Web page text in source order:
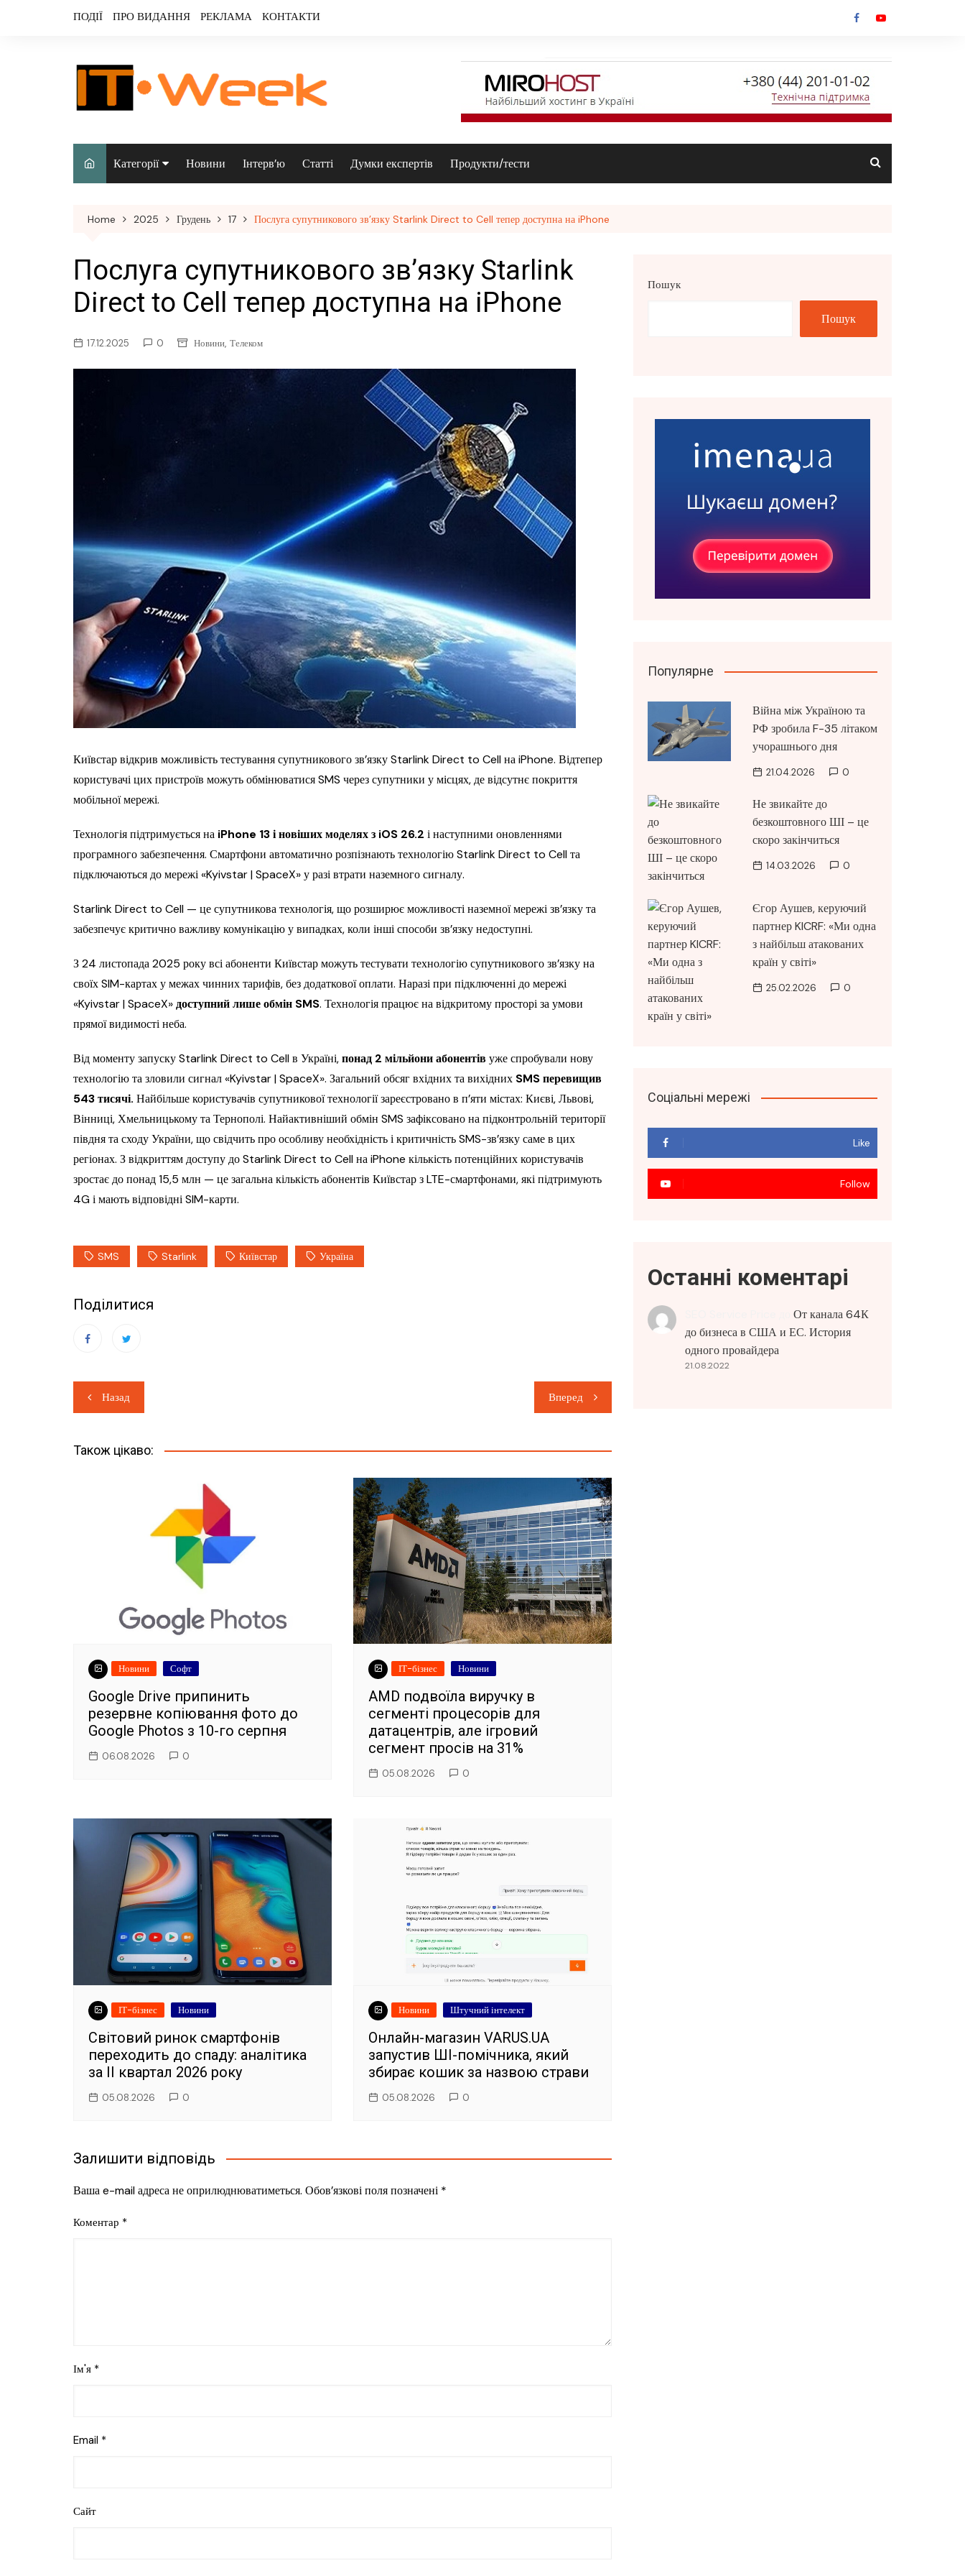
ПОДІЇ ПРО ВИДАННЯ РЕКЛАМА КОНТАКТИ
Категорії
Аудіо & відео
Інфраструктура/
датацентри
Телеком
Технології
Фінтех
Новини Інтерв’ю Статті Думки експертів Продукти/тести
Home 2025 Грудень 17 Послуга супутникового зв’язку Starlink Direct to Cell тепер доступна на iPhone
Послуга супутникового зв’язку Starlink
Direct to Cell тепер доступна на iPhone
17.12.2025 0 Новини, Телеком
Київстар відкрив можливість тестування супутникового зв’язку Starlink Direct to Cell на iPhone. Відтепер
користувачі цих пристроїв можуть обмінюватися SMS через супутники у місцях, де відсутнє покриття
мобільної мережі.
Технологія підтримується на iPhone 13 і новіших моделях з iOS 26.2 і наступними оновленнями
програмного забезпечення. Смартфони автоматично розпізнають технологію Starlink Direct to Cell та
підключаються до мережі «Kyivstar | SpaceX» у разі втрати наземного сигналу.
Starlink Direct to Cell — це супутникова технологія, що розширює можливості наземної мережі зв’язку та
забезпечує критично важливу комунікацію у випадках, коли інші способи зв’язку недоступні.
З 24 листопада 2025 року всі абоненти Київстар можуть тестувати технологію супутникового зв’язку на
своїх SIM-картах у межах чинних тарифів, без додаткової оплати. Наразі при підключенні до мережі
«Kyivstar | SpaceX»доступний лише обмін SMS. Технологія працює на відкритому просторі за умови
прямої видимості неба.
Від моменту запуску Starlink Direct to Cell в Україні,понад 2 мільйони абонентівуже спробували нову
технологію та зловили сигнал «Kyivstar | SpaceX». Загальний обсяг вхідних та вихідних SMS перевищив
543 тисячі. Найбільше користувачів супутникової технології зареєстровано в п’яти містах: Києві, Львові,
Вінниці, Хмельницькому та Тернополі. Найактивніший обмін SMS зафіксовано на підконтрольній території
півдня та сходу України, що свідчить про особливу необхідність і критичність SMS-зв’язку саме в цих
регіонах. З відкриттям доступу до Starlink Direct to Cell на iPhone кількість потенційних користувачів
зростає до понад 15,5 млн — це загальна кількість абонентів Київстар з LTE-смартфонами, які підтримують
4G і мають відповідні SIM-карти.
SMS Starlink Київстар Україна
Поділитися
Навігація
записів
Назад Вперед
Також цікаво:
Новини Софт
Google Drive припинить
резервне копіювання фото до
Google Photos з 10-го серпня
06.08.2026 0
ІТ-бізнес Новини
AMD подвоїла виручку в
сегменті процесорів для
датацентрів, але ігровий
сегмент просів на 31%
05.08.2026 0
ІТ-бізнес Новини
Світовий ринок смартфонів
переходить до спаду: аналітика
за II квартал 2026 року
05.08.2026 0
Новини Штучний інтелект
Онлайн-магазин VARUS.UA
запустив ШІ-помічника, який
збирає кошик за назвою страви
05.08.2026 0
Залишити відповідь
Ваша e-mail адреса не оприлюднюватиметься. Обов’язкові поля позначені *
Коментар *
Ім'я *
Email *
Сайт
Пошук
Пошук
Популярне
Війна між Україною та
РФ зробила F-35 літаком
учорашнього дня
21.04.2026 0
Не звикайте до
безкоштовного ШІ – це
скоро закінчиться
14.03.2026 0
Єгор Аушев, керуючий
партнер KICRF: «Ми одна
з найбільш атакованих
країн у світі»
25.02.2026 0
Соціальні мережі
Like
Follow
Останні коментарі
От канала 64К
до бизнеса в США и ЕС. История
одного провайдера
21.08.2022